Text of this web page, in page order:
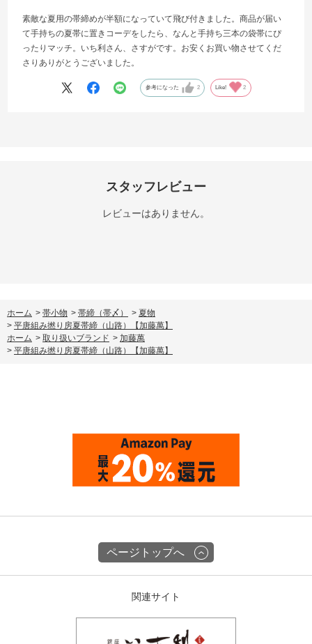
素敵な夏用の帯締めが半額になっていて飛び付きました。商品が届い
て手持ちの夏帯に置きコーデをしたら、なんと手持ち三本の袋帯にぴ
ったりマッチ。いち利さん、さすがです。お安くお買い物させてくだ
さりありがとうございました。
参考になった 2 Like! 2
スタッフレビュー
レビューはありません。
ホーム > 帯小物 > 帯締（帯〆） > 夏物
> 平唐組み撚り房夏帯締（山路）【加藤萬】
ホーム > 取り扱いブランド > 加藤萬
> 平唐組み撚り房夏帯締（山路）【加藤萬】
ページトップへ
関連サイト